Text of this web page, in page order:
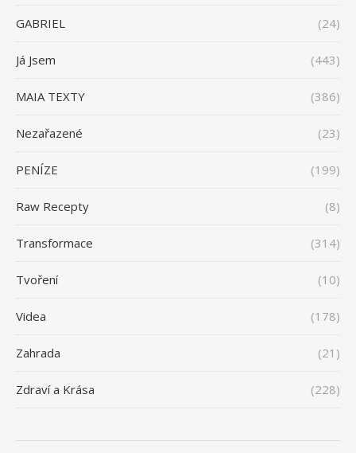
GABRIEL (24)
Já Jsem (443)
MAIA TEXTY (386)
Nezařazené (23)
PENÍZE (199)
Raw Recepty (8)
Transformace (314)
Tvoření (10)
Videa (178)
Zahrada (21)
Zdraví a Krása (228)